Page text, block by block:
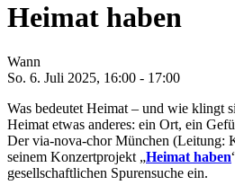
Heimat haben
Wann
So. 6. Juli 2025, 16:00 - 17:00
Was bedeutet Heimat – und wie klingt
Heimat etwas anderes: ein Ort, ein
Der via-nova-chor München (Leitung:
seinem Konzertprojekt „Heimat haben
gesellschaftlichen Spurensuche ein.